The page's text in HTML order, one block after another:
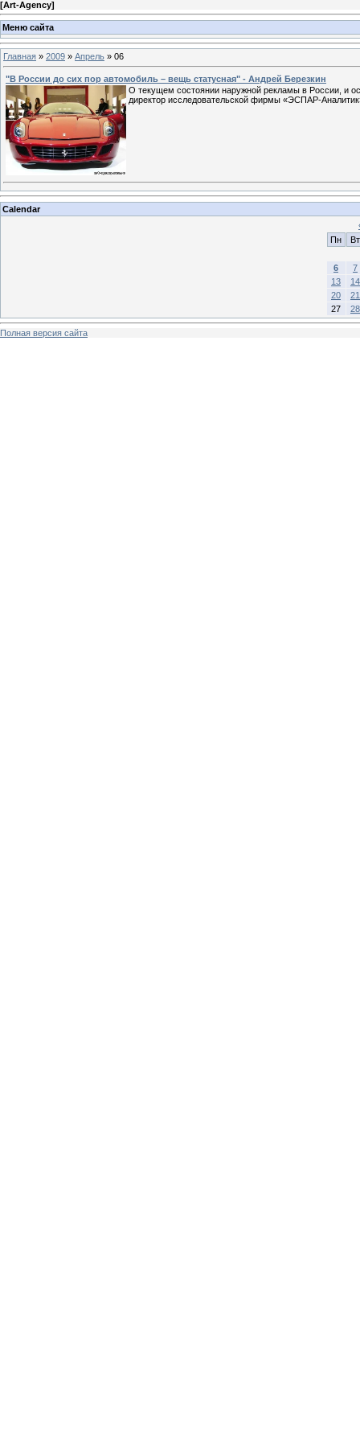
[Art-Agency]
Меню сайта
Главная » 2009 » Апрель » 06
"В России до сих пор автомобиль – вещь статусная" - Андрей Березкин
О текущем состоянии наружной рекламы в России, и
директор исследовательской фирмы «ЭСПАР-
Calendar
Пн
Вт
6
7
13
14
20
21
27
28
Полная версия сайта